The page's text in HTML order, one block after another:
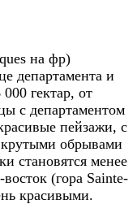
на фр)
департамента и
гектар, от
с департаментом
пейзажи, с
обрывами
становятся менее
(гора Sainte-
красивыми.